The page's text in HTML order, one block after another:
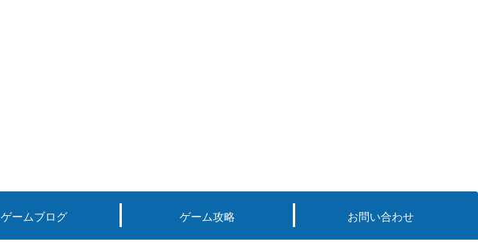
ゲームブログ ゲーム攻略 お問い合わせ